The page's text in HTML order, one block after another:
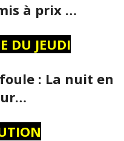
à prix …
DU JEUDI
: La nuit en